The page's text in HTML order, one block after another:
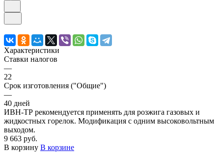
Характеристики
Ставки налогов
—
22
Срок изготовления ("Общие")
—
40 дней
ИВН-ТР рекомендуется применять для розжига газовых и
жидкостных горелок. Модификация с одним высоковольтным
выходом.
9 663 руб.
В корзину В корзине